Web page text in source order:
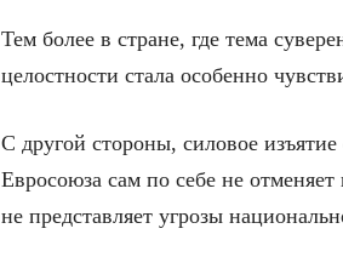
Тем более в стране, где тема
целостности стала особенно
С другой стороны, силовое
Евросоюза сам по себе не
не представляет угрозы